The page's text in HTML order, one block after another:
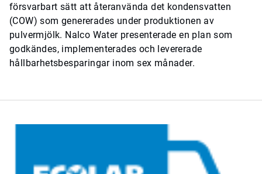
försvarbart sätt att återanvända det kondensvatten
(COW) som genererades under produktionen av
pulvermjölk. Nalco Water presenterade en plan som
godkändes, implementerades och levererade
hållbarhetsbesparingar inom sex månader.